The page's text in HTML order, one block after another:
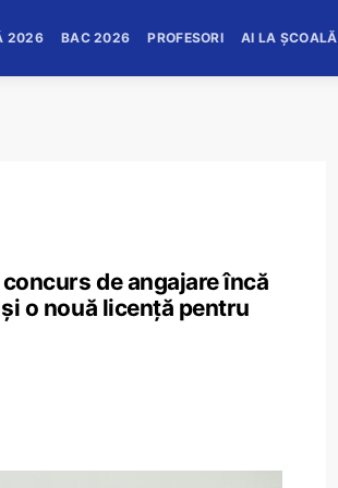
2026 BAC 2026 PROFESORI AI LA ȘCOALĂ
de angajare încă
o nouă licență pentru